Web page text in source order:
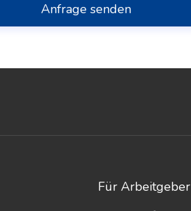
Anfrage senden
Für Arbeitgeber